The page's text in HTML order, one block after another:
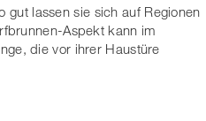
gut lassen sie sich auf Regionen
Aspekt kann im
die vor ihrer Haustüre